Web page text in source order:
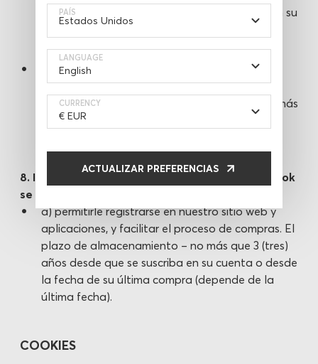
PAÍS
LANGUAGE
CURRENCY
ACTUALIZAR PREFERENCIAS
más que 3 (tres) años desde que se suscriba en su
(depende de la última fecha).
b) proteger nuestros sitios web y aplicaciones,
prevenir y estableces fraude contra usted y
Pranamat. El plazo de almacenamiento – no más
que 3 (tres) años desde que se suscriba en su
(depende de la última fecha).
8. Información del registro con Google y Facebook
se almacena para:
a) permitirle registrarse en nuestro sitio web y
aplicaciones, y facilitar el proceso de compras. El
plazo de almacenamiento – no más que 3 (tres)
años desde que se suscriba en su cuenta o desde
la fecha de su última compra (depende de la
última fecha).
COOKIES